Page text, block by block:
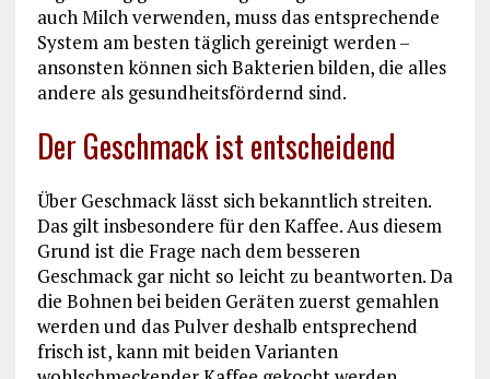
auch Milch verwenden, muss das entsprechende
System am besten täglich gereinigt werden –
ansonsten können sich Bakterien bilden, die alles
andere als gesundheitsfördernd sind.
Der Geschmack ist entscheidend
Über Geschmack lässt sich bekanntlich streiten.
Das gilt insbesondere für den Kaffee. Aus diesem
Grund ist die Frage nach dem besseren
Geschmack gar nicht so leicht zu beantworten. Da
die Bohnen bei beiden Geräten zuerst gemahlen
werden und das Pulver deshalb entsprechend
frisch ist, kann mit beiden Varianten